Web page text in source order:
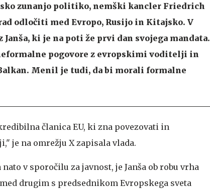
zunanjo politiko, nemški kancler Friedrich
odločiti med Evropo, Rusijo in Kitajsko. V
ki je na poti že prvi dan svojega mandata.
pogovore z evropskimi voditelji in
Menil je tudi, da bi morali formalne
članica EU, ki zna povezovati in
je na omrežju X zapisala vlada.
v sporočilu za javnost, je Janša ob robu vrha
drugim s predsednikom Evropskega sveta